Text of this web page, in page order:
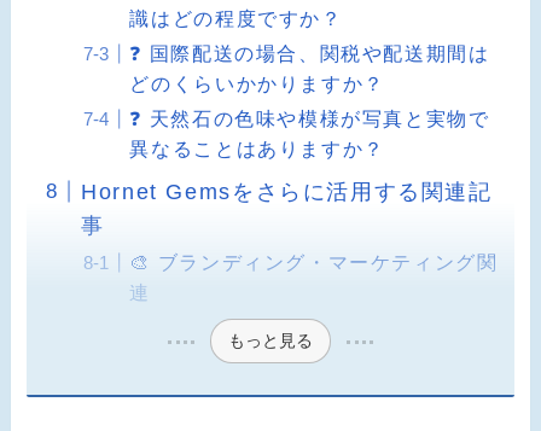
識はどの程度ですか？
❓ 国際配送の場合、関税や配送期間は
どのくらいかかりますか？
❓ 天然石の色味や模様が写真と実物で
異なることはありますか？
Hornet Gemsをさらに活用する関連記
事
🎨 ブランディング・マーケティング関
連
もっと見る